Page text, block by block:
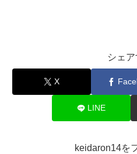
シェア
X
LINE
keidaron14を